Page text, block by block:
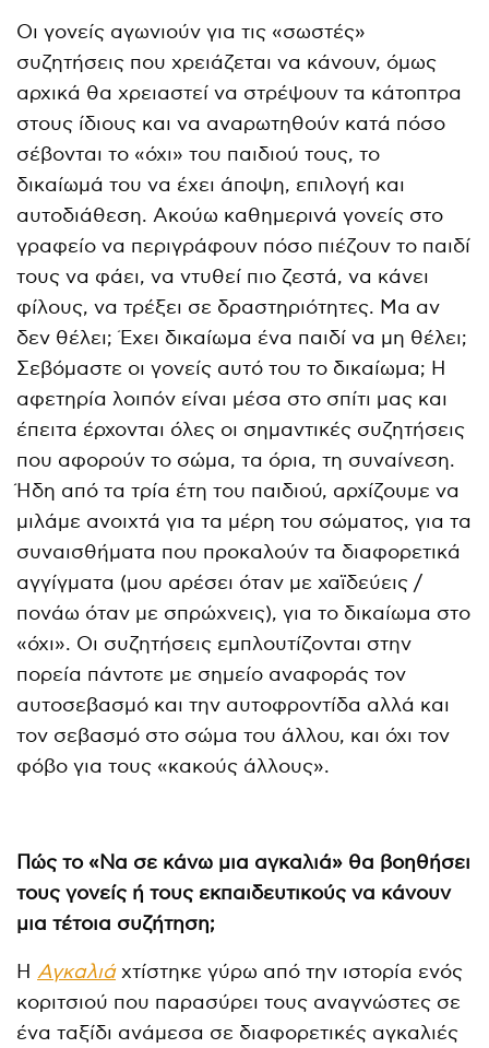
Οι γονείς αγωνιούν για τις «σωστές»
συζητήσεις που χρειάζεται να κάνουν, όμως
αρχικά θα χρειαστεί να στρέψουν τα κάτοπτρα
στους ίδιους και να αναρωτηθούν κατά πόσο
σέβονται το «όχι» του παιδιού τους, το
δικαίωμά του να έχει άποψη, επιλογή και
αυτοδιάθεση. Ακούω καθημερινά γονείς στο
γραφείο να περιγράφουν πόσο πιέζουν το παιδί
τους να φάει, να ντυθεί πιο ζεστά, να κάνει
φίλους, να τρέξει σε δραστηριότητες. Μα αν
δεν θέλει; Έχει δικαίωμα ένα παιδί να μη θέλει;
Σεβόμαστε οι γονείς αυτό του το δικαίωμα; Η
αφετηρία λοιπόν είναι μέσα στο σπίτι μας και
έπειτα έρχονται όλες οι σημαντικές συζητήσεις
που αφορούν το σώμα, τα όρια, τη συναίνεση.
Ήδη από τα τρία έτη του παιδιού, αρχίζουμε να
μιλάμε ανοιχτά για τα μέρη του σώματος, για τα
συναισθήματα που προκαλούν τα διαφορετικά
αγγίγματα (μου αρέσει όταν με χαϊδεύεις /
πονάω όταν με σπρώχνεις), για το δικαίωμα στο
«όχι». Οι συζητήσεις εμπλουτίζονται στην
πορεία πάντοτε με σημείο αναφοράς τον
αυτοσεβασμό και την αυτοφροντίδα αλλά και
τον σεβασμό στο σώμα του άλλου, και όχι τον
φόβο για τους «κακούς άλλους».
Πώς το «Να σε κάνω μια αγκαλιά» θα βοηθήσει
τους γονείς ή τους εκπαιδευτικούς να κάνουν
μια τέτοια συζήτηση;
ΗΑγκαλιάχτίστηκε γύρω από την ιστορία ενός
κοριτσιού που παρασύρει τους αναγνώστες σε
ένα ταξίδι ανάμεσα σε διαφορετικές αγκαλιές